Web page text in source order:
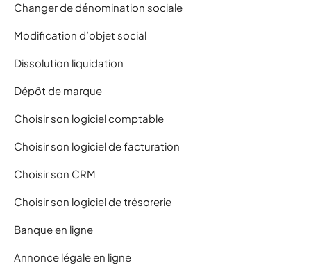
Changer de dénomination sociale
Modification d’objet social
Dissolution liquidation
Dépôt de marque
Choisir son logiciel comptable
Choisir son logiciel de facturation
Choisir son CRM
Choisir son logiciel de trésorerie
Banque en ligne
Annonce légale en ligne